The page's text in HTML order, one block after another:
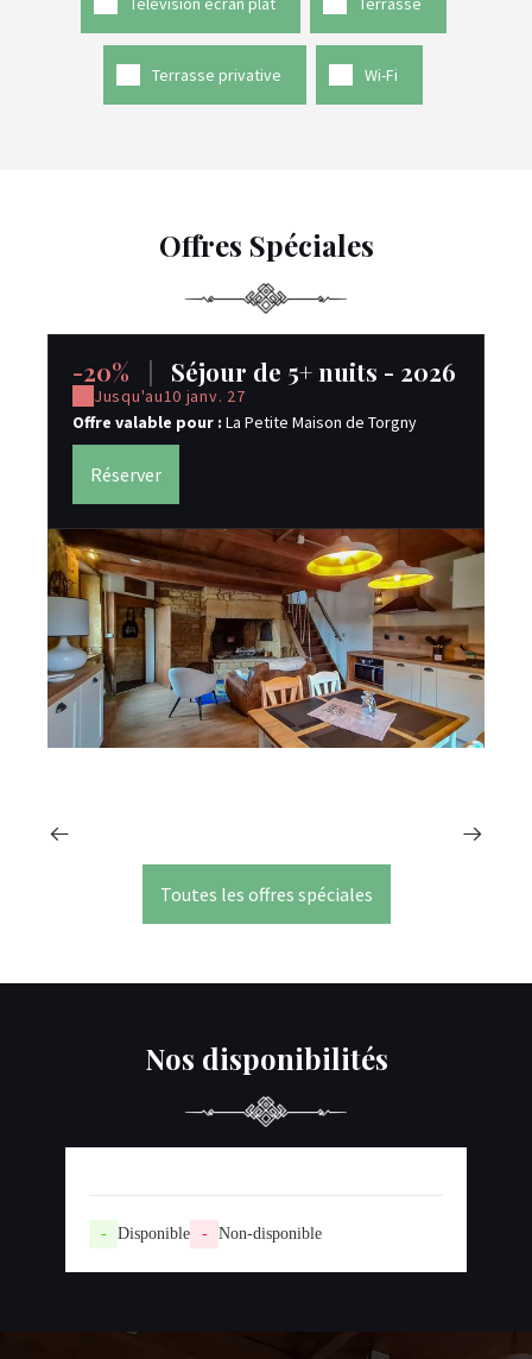
Terrasse privative Wi-Fi
Offres Spéciales
-20% | Séjour de 5+ nuits - 2026
Jusqu'au10 janv. 27
Offre valable pour : La Petite Maison de Torgny
Réserver
Toutes les offres spéciales
Nos disponibilités
- Disponible - Non-disponible